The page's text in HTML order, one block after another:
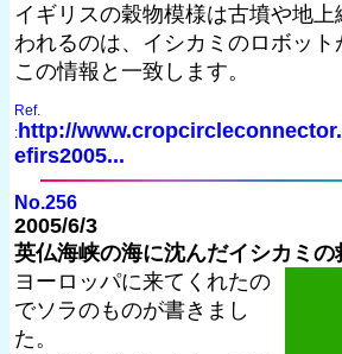
イギリスの穀物模様は古墳や地
われるのは、イシカミのロボット
この情報と一致します。
Ref.
: http://
efirs2005...
No.256
2005/6/3
英仏海峡の海に沈んだイシカミの
ヨーロッパに来てくれたの
でソラのものが書きまし
た。